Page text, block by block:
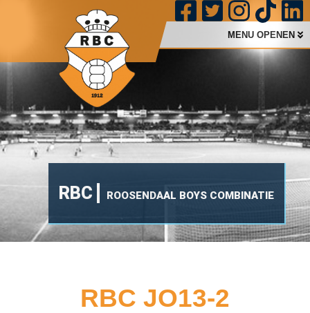
RBC ROOSENDAAL BOYS COMBINATIE
MENU OPENEN
RBC JO13-2